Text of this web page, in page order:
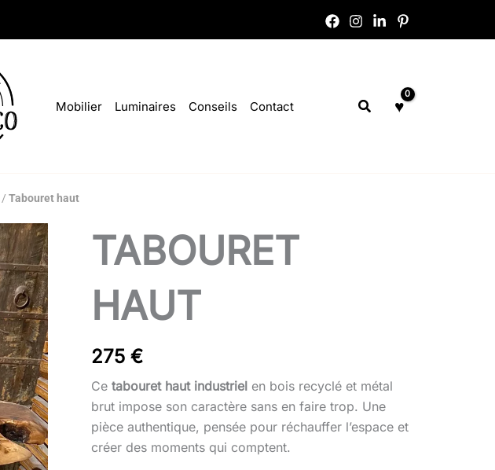
Mobilier Luminaires Conseils Contact Rechercher
/ Tabouret haut
TABOURET
HAUT
275€
Cetabouret haut industriel en bois recyclé et métal
brut impose son caractère sans en faire trop. Une
pièce authentique, pensée pour réchauffer l’espace et
créer des moments qui comptent.
Tabouret